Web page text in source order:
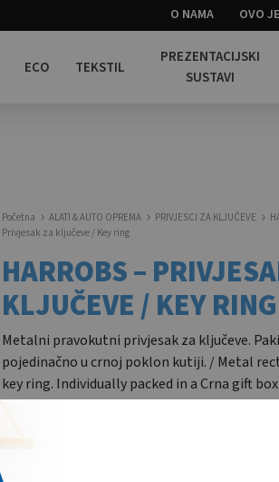
O NAMA OVO
ECO TEKSTIL
PREZENTACIJSKI
SUSTAVI
Početna ALATI & AUTO OPREMA PRIVJESCI ZA KLJUČEVE
Privjesak za ključeve / Key ring
HARROBS –
KLJUČEVE / KEY RING
Metalni pravokutni privjesak za ključeve.
pojedinačno u crnoj poklon kutiji. / Metal
key ring. Individually packed in a Crna gift box.
BOJA